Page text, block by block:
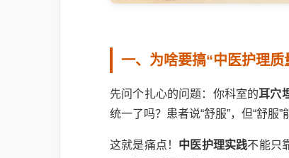
一、为啥要搞“中医护理质
先问个扎心的问题：你科室的耳穴
统一了吗？患者说“舒服”，但“舒服”
这就是痛点！ 中医护理实践不能只